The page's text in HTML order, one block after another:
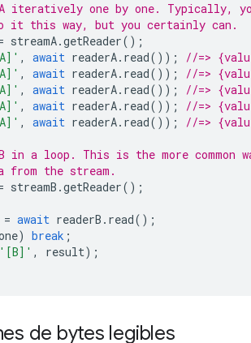
iteratively one by one. Typically,
it this way, but you certainly can.
streamA.getReader();
, await readerA. read());
//=>
, await readerA. read());
//=>
, await readerA. read());
//=>
, await readerA. read());
//=>
, await readerA. read()); //=>
in a loop. This is the more common
from the stream.
streamB .getReader();
= await readerB . read();
) break ;
'[B]' , result);
de bytes legibles